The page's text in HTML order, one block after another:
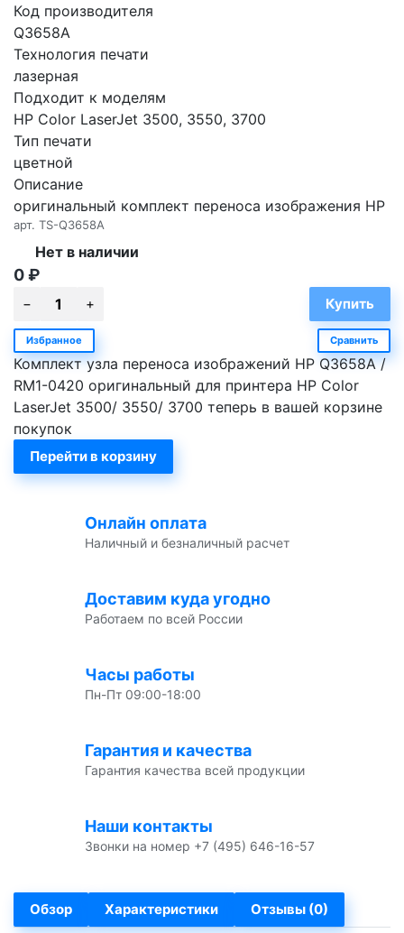
Код производителя
Q3658A
Технология печати
лазерная
Подходит к моделям
HP Color LaserJet 3500, 3550, 3700
Тип печати
цветной
Описание
оригинальный комплект переноса изображения HP
арт. TS-Q3658A
Нет в наличии
0₽
Избранное Сравнить
Комплект узла переноса изображений HP Q3658A /
RM1-0420 оригинальный для принтера HP Color
LaserJet 3500/ 3550/ 3700 теперь в вашей корзине
покупок
Перейти в корзину
Онлайн оплата
Наличный и безналичный расчет
Доставим куда угодно
Работаем по всей России
Часы работы
Пн-Пт 09:00-18:00
Гарантия и качества
Гарантия качества всей продукции
Наши контакты
Звонки на номер +7 (495) 646-16-57
Обзор Характеристики Отзывы (0)